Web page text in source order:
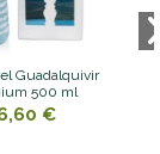
Guadalquivir
500 ml
€